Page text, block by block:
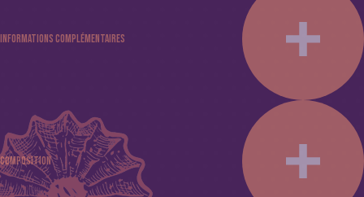
Informations complémentaires
Poids : 0.25 kg ou 0.5 kg
Couleur : Blanc, Noir, Rouge
Spécificités : Sans alcool, Sans conservateur ni stabilisant,
Sans édulcorant, Sans gélatine, Sans gluten, Sans lait
Composition